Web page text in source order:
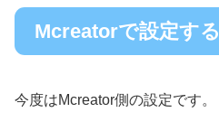
Mcreatorで設定する
今度はMcreator側の設定です。